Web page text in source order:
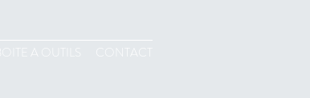
BOITE A OUTILS CONTACT